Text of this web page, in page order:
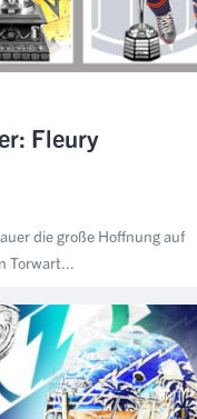
Fleury
die große Hoffnung auf
Torwart...